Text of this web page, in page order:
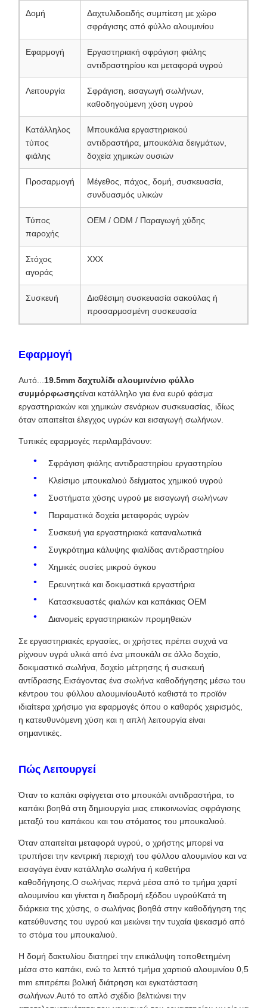
Δομή
Δαχτυλιδοειδής συμπίεση με χώρο
σφράγισης από φύλλο αλουμινίου
Εφαρμογή
Εργαστηριακή σφράγιση φιάλης
αντιδραστηρίου και μεταφορά υγρού
Λειτουργία
Σφράγιση, εισαγωγή σωλήνων,
καθοδηγούμενη χύση υγρού
Κατάλληλος
τύπος
φιάλης
Μπουκάλια εργαστηριακού
αντιδραστήρα, μπουκάλια δειγμάτων,
δοχεία χημικών ουσιών
Προσαρμογή
Μέγεθος, πάχος, δομή, συσκευασία,
συνδυασμός υλικών
Τύπος
παροχής
OEM / ODM / Παραγωγή χύδης
Στόχος
αγοράς
XXX
Συσκευή
Διαθέσιμη συσκευασία σακούλας ή
προσαρμοσμένη συσκευασία
Εφαρμογή
Αυτό... 19.5mm δαχτυλίδι αλουμινένιο φύλλο
συμμόρφωσηςείναι κατάλληλο για ένα ευρύ φάσμα
εργαστηριακών και χημικών σενάριων συσκευασίας, ιδίως
όταν απαιτείται έλεγχος υγρών και εισαγωγή σωλήνων.
Τυπικές εφαρμογές περιλαμβάνουν:
Σφράγιση φιάλης αντιδραστηρίου εργαστηρίου
Κλείσιμο μπουκαλιού δείγματος χημικού υγρού
Συστήματα χύσης υγρού με εισαγωγή σωλήνων
Πειραματικά δοχεία μεταφοράς υγρών
Συσκευή για εργαστηριακά καταναλωτικά
Συγκρότημα κάλυψης φιαλίδας αντιδραστηρίου
Χημικές ουσίες μικρού όγκου
Ερευνητικά και δοκιμαστικά εργαστήρια
Κατασκευαστές φιαλών και καπάκιας OEM
Διανομείς εργαστηριακών προμηθειών
Σε εργαστηριακές εργασίες, οι χρήστες πρέπει συχνά να
ρίχνουν υγρά υλικά από ένα μπουκάλι σε άλλο δοχείο,
δοκιμαστικό σωλήνα, δοχείο μέτρησης ή συσκευή
αντίδρασης.Εισάγοντας ένα σωλήνα καθοδήγησης μέσω του
κέντρου του φύλλου αλουμινίουΑυτό καθιστά το προϊόν
ιδιαίτερα χρήσιμο για εφαρμογές όπου ο καθαρός χειρισμός,
η κατευθυνόμενη χύση και η απλή λειτουργία είναι
σημαντικές.
Πώς Λειτουργεί
Όταν το καπάκι σφίγγεται στο μπουκάλι αντιδραστήρα, το
καπάκι βοηθά στη δημιουργία μιας επικοινωνίας σφράγισης
μεταξύ του καπάκου και του στόματος του μπουκαλιού.
Όταν απαιτείται μεταφορά υγρού, ο χρήστης μπορεί να
τρυπήσει την κεντρική περιοχή του φύλλου αλουμινίου και να
εισαγάγει έναν κατάλληλο σωλήνα ή καθετήρα
καθοδήγησης.Ο σωλήνας περνά μέσα από το τμήμα χαρτί
αλουμινίου και γίνεται η διαδρομή εξόδου υγρούΚατά τη
διάρκεια της χύσης, ο σωλήνας βοηθά στην καθοδήγηση της
κατεύθυνσης του υγρού και μειώνει την τυχαία ψεκασμό από
το στόμα του μπουκαλιού.
Η δομή δακτυλίου διατηρεί την επικάλυψη τοποθετημένη
μέσα στο καπάκι, ενώ το λεπτό τμήμα χαρτιού αλουμινίου 0,5
mm επιτρέπει βολική διάτρηση και εγκατάσταση
σωλήνων.Αυτό το απλό σχέδιο βελτιώνει την